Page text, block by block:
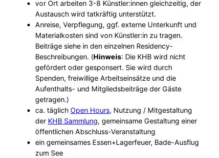
vor Ort arbeiten 3-8 Künstler:innen gleichzeitig, der
Austausch wird tatkräftig unterstützt.
Anreise, Verpflegung, ggf. externe Unterkunft und
Materialkosten sind von Künstler:in zu tragen.
Beiträge siehe in den einzelnen Residency-
Beschreibungen. (Hinweis: Die KHB wird nicht
gefördert oder gesponsert. Sie wird durch
Spenden, freiwillige Arbeitseinsätze und die
Aufenthalts- und Mitgliedsbeiträge der Gäste
getragen.)
ca. täglich Open Hours, Nutzung / Mitgestaltung
der KHB Sammlung, gemeinsame Gestaltung einer
öffentlichen Abschluss-Veranstaltung
ein gemeinsames Essen+Lagerfeuer, Bade-Ausflug
zum See